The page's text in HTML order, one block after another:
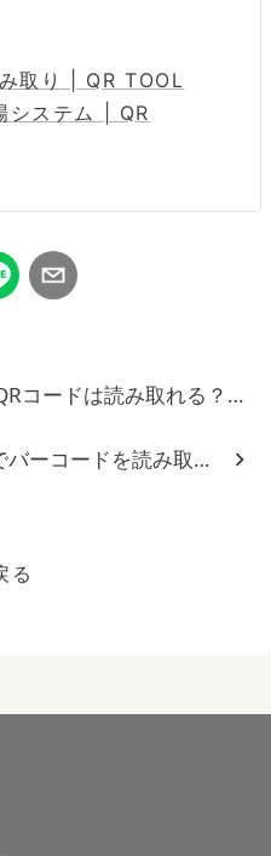
取り | QR TOOL
システム | QR
コードは読み取れる？注
ーコードを読み取る方法
る